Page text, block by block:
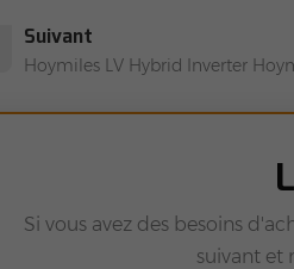
Suivant
Hoymiles LV Hybrid Inverter
Si vous avez des besoins
suivant et